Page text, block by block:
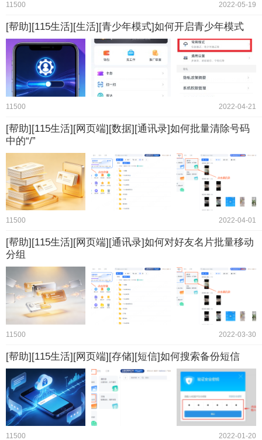
11500 2022-05-19
[帮助][115生活][生活][青少年模式]如何开启青少年模式
11500 2022-04-21
[帮助][115生活][网页端][数据][通讯录]如何批量清除号码
中的“/”
11500 2022-04-01
[帮助][115生活][网页端][通讯录]如何对好友名片批量移动
分组
11500 2022-03-30
[帮助][115生活][网页端][存储][短信]如何搜索备份短信
11500 2022-01-20